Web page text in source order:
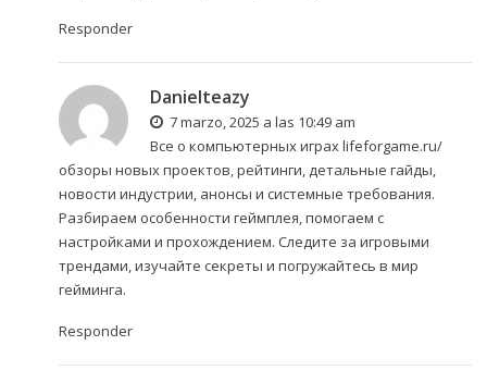
Responder
Danielteazy
7 marzo, 2025 a las 10:49 am
Все о компьютерных играхlifeforgame.ru/
обзоры новых проектов, рейтинги, детальные гайды,
новости индустрии, анонсы и системные требования.
Разбираем особенности геймплея, помогаем с
настройками и прохождением. Следите за игровыми
трендами, изучайте секреты и погружайтесь в мир
гейминга.
Responder